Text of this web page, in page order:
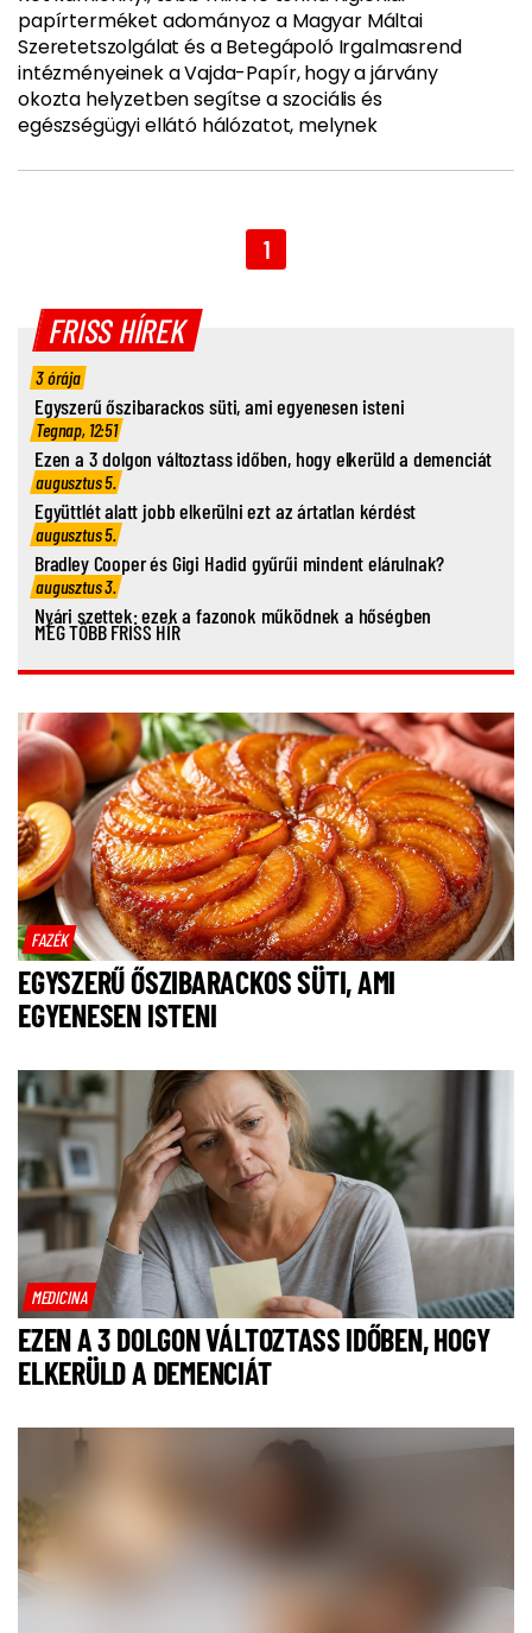
papírterméket adományoz a Magyar Máltai
Szeretetszolgálat és a Betegápoló Irgalmasrend
intézményeinek a Vajda-Papír, hogy a járvány
okozta helyzetben segítse a szociális és
egészségügyi ellátó hálózatot, melynek
1
FRISS HÍREK
3 órája
Egyszerű őszibarackos süti, ami egyenesen isteni
Tegnap, 12:51
Ezen a 3 dolgon változtass időben, hogy elkerüld a demenciát
augusztus 5.
Együttlét alatt jobb elkerülni ezt az ártatlan kérdést
augusztus 5.
Bradley Cooper és Gigi Hadid gyűrűi mindent elárulnak?
augusztus 3.
Nyári szettek: ezek a fazonok működnek a hőségben
MÉG TÖBB FRISS HÍR
FAZÉK
EGYSZERŰ ŐSZIBARACKOS SÜTI, AMI
EGYENESEN ISTENI
MEDICINA
EZEN A 3 DOLGON VÁLTOZTASS IDŐBEN, HOGY
ELKERÜLD A DEMENCIÁT